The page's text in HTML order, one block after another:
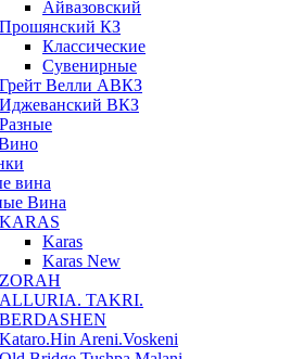
Айвазовский
Прошянский КЗ
Классические
Сувенирные
Грейт Велли АВКЗ
Иджеванский ВКЗ
Разные
вина
Вина
KARAS
Karas
Karas New
ZORAH
ALLURIA. TAKRI.
BERDASHEN
Kataro.Hin Areni.Voskeni